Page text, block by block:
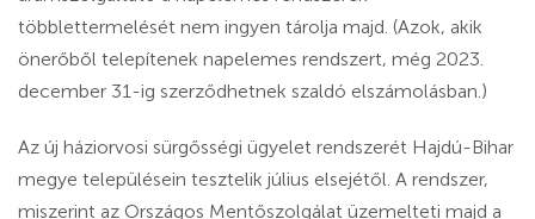
többlettermelését nem ingyen tárolja majd. (Azok, akik
önerőből telepítenek napelemes rendszert, még 2023.
december 31-ig szerződhetnek szaldó elszámolásban.)
Az új háziorvosi sürgősségi ügyelet rendszerét Hajdú-Bihar
megye településein tesztelik július elsejétől. A rendszer,
miszerint az Országos Mentőszolgálat üzemelteti majd a